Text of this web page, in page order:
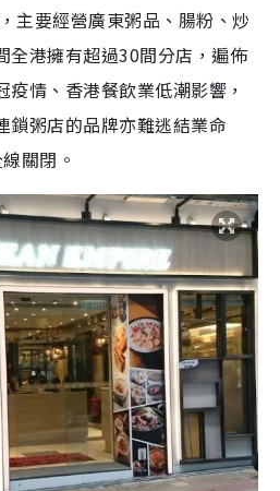
主要經營廣東粥品、腸粉、炒
全港擁有超過30間分店，遍佈
情、香港餐飲業低潮影響，
鎖粥店的品牌亦難逃結業命
關閉。